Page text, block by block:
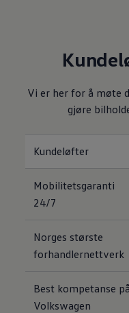
App-
Kart og
Bilservice
Nybilgaranti
Veihjelp og
Service for
Serviceavtale
Hvorfor velge
Magasin
Vi er her for å møte
gjøre
Kundeløfter
Mobilitetsgaranti
24/7
Norges største
forhandlernettverk
Best kompetanse på
Volkswagen